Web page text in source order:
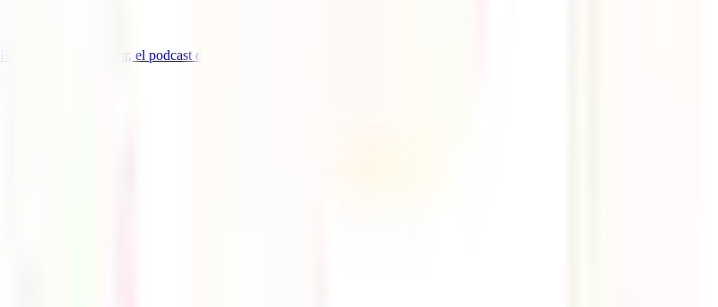
La Aventura de Viajar, el podcast de IATI